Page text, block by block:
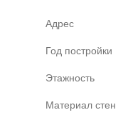
оперативное
юридическое
подбор
Адрес
Год постройки
Этажность
Материал стен